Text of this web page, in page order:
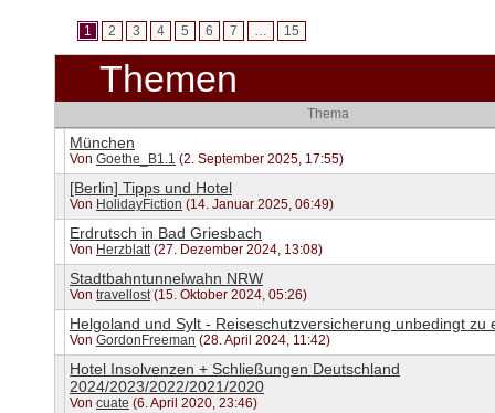
1 2 3 4 5 6 7 … 15
Themen
Thema
München
Von Goethe_B1.1 (2. September 2025, 17:55)
[Berlin] Tipps und Hotel
Von HolidayFiction (14. Januar 2025, 06:49)
Erdrutsch in Bad Griesbach
Von Herzblatt(27. Dezember 2024, 13:08)
Stadtbahntunnelwahn NRW
Von travellost(15. Oktober 2024, 05:26)
Helgoland und Sylt - Reiseschutzversicherung unbedingt zu
Von GordonFreeman (28. April 2024, 11:42)
Hotel Insolvenzen + Schließungen Deutschland
2024/2023/2022/2021/2020
Von cuate (6. April 2020, 23:46)